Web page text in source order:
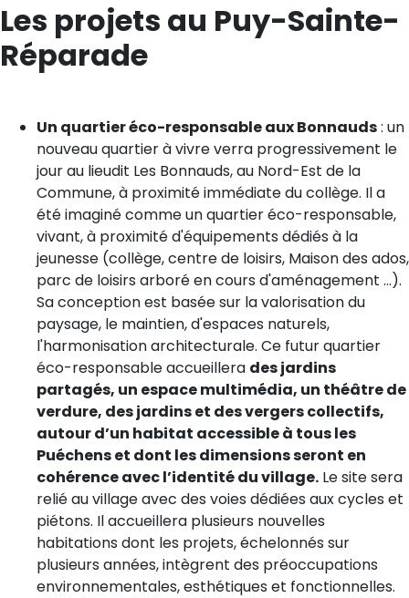
Les projets au Puy-Sainte-
Réparade
Un quartier éco-responsable aux Bonnauds: un
nouveau quartier à vivre verra progressivement le
jour au lieudit Les Bonnauds, au Nord-Est de la
Commune, à proximité immédiate du collège. Il a
été imaginé comme un quartier éco-responsable,
vivant, à proximité d'équipements dédiés à la
jeunesse (collège, centre de loisirs, Maison des ados,
parc de loisirs arboré en cours d'aménagement ...).
Sa conception est basée sur la valorisation du
paysage, le maintien, d'espaces naturels,
l'harmonisation architecturale. Ce futur quartier
éco-responsable accueillera des jardins
partagés, un espace multimédia, un théâtre de
verdure, des jardins et des vergers collectifs,
autour d’un habitat accessible à tous les
Puéchens et dont les dimensions seront en
cohérence avec l’identité du village. Le site sera
relié au village avec des voies dédiées aux cycles et
piétons. Il accueillera plusieurs nouvelles
habitations dont les projets, échelonnés sur
plusieurs années, intègrent des préoccupations
environnementales, esthétiques et fonctionnelles.